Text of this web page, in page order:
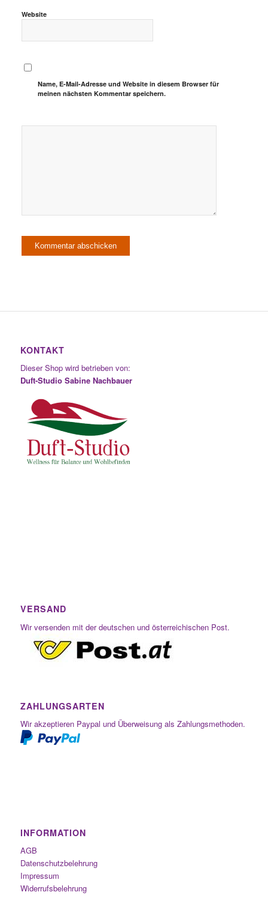
Website
Name, E-Mail-Adresse und Website in diesem Browser für
meinen nächsten Kommentar speichern.
KONTAKT
Dieser Shop wird betrieben von:
Duft-Studio Sabine Nachbauer
VERSAND
Wir versenden mit der deutschen und österreichischen Post.
ZAHLUNGSARTEN
Wir akzeptieren Paypal und Überweisung als Zahlungsmethoden.
INFORMATION
AGB
Datenschutzbelehrung
Impressum
Widerrufsbelehrung